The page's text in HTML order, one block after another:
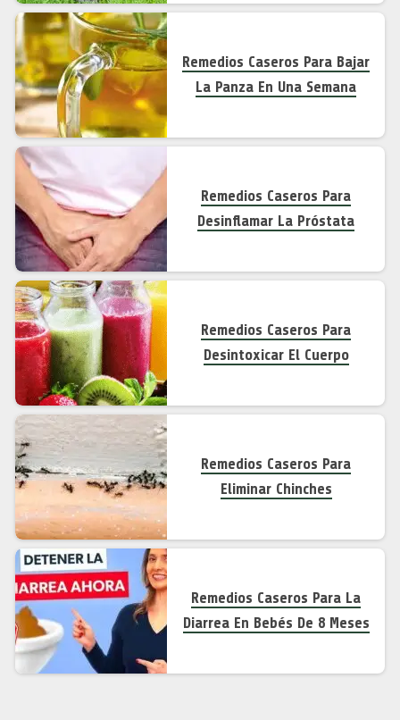
Remedios Caseros Para Bajar
La Panza En Una Semana
Remedios Caseros Para
Desinflamar La Próstata
Remedios Caseros Para
Desintoxicar El Cuerpo
Remedios Caseros Para
Eliminar Chinches
Remedios Caseros Para La
Diarrea En Bebés De 8 Meses